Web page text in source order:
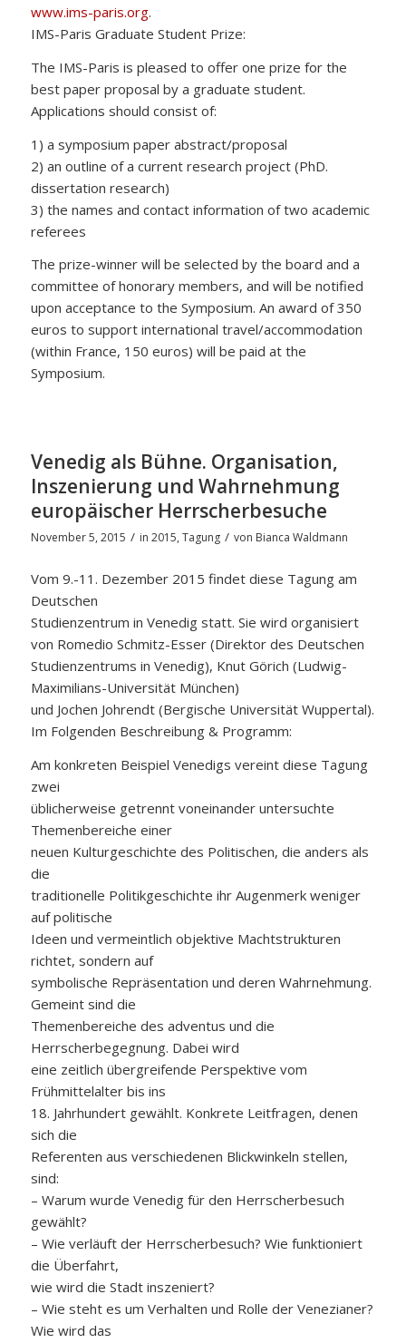
www.ims-paris.org.
IMS-Paris Graduate Student Prize:
The IMS-Paris is pleased to offer one prize for the
best paper proposal by a graduate student.
Applications should consist of:
1) a symposium paper abstract/proposal
2) an outline of a current research project (PhD.
dissertation research)
3) the names and contact information of two academic
referees
The prize-winner will be selected by the board and a
committee of honorary members, and will be notified
upon acceptance to the Symposium. An award of 350
euros to support international travel/accommodation
(within France, 150 euros) will be paid at the
Symposium.
Venedig als Bühne. Organisation,
Inszenierung und Wahrnehmung
europäischer Herrscherbesuche
November 5, 2015 / in 2015,Tagung / von Bianca Waldmann
Vom 9.-11. Dezember 2015 findet diese Tagung am
Deutschen
Studienzentrum in Venedig statt. Sie wird organisiert
von Romedio Schmitz-Esser (Direktor des Deutschen
Studienzentrums in Venedig), Knut Görich (Ludwig-
Maximilians-Universität München)
und Jochen Johrendt (Bergische Universität Wuppertal).
Im Folgenden Beschreibung & Programm:
Am konkreten Beispiel Venedigs vereint diese Tagung
zwei
üblicherweise getrennt voneinander untersuchte
Themenbereiche einer
neuen Kulturgeschichte des Politischen, die anders als
die
traditionelle Politikgeschichte ihr Augenmerk weniger
auf politische
Ideen und vermeintlich objektive Machtstrukturen
richtet, sondern auf
symbolische Repräsentation und deren Wahrnehmung.
Gemeint sind die
Themenbereiche des adventus und die
Herrscherbegegnung. Dabei wird
eine zeitlich übergreifende Perspektive vom
Frühmittelalter bis ins
18. Jahrhundert gewählt. Konkrete Leitfragen, denen
sich die
Referenten aus verschiedenen Blickwinkeln stellen,
sind:
– Warum wurde Venedig für den Herrscherbesuch
gewählt?
– Wie verläuft der Herrscherbesuch? Wie funktioniert
die Überfahrt,
wie wird die Stadt inszeniert?
– Wie steht es um Verhalten und Rolle der Venezianer?
Wie wird das